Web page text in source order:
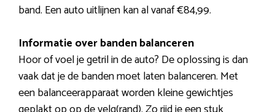
band. Een auto uitlijnen kan al vanaf €84,99.
Informatie over banden balanceren
Hoor of voel je getril in de auto? De oplossing is dan
vaak dat je de banden moet laten balanceren. Met
een balanceerapparaat worden kleine gewichtjes